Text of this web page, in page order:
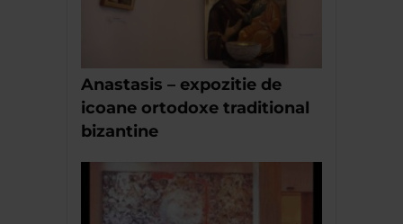
Anastasis – expozitie de
icoane ortodoxe traditional
bizantine